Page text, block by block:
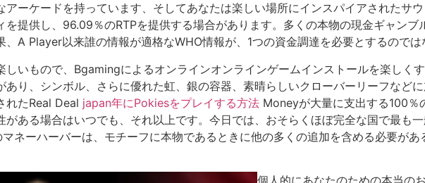
アーケードを持っています、そしてあなたは楽しい場所にインスパイアされたサ
提供し、96.09％のRTPを提供する場合があります。多くの本物の現金ギャン
A Player以来誰の情報が適格なWHO情報が、1つの資金調達を必要とするので
いもので、Bgamingによるオンラインオンラインゲームインストールを楽しく
り、シンボル、さらに優れた虹、銀の容器、素晴らしいクローバーリーフなど
れたReal Deal japan年にPokiesをプレイする方法 Moneyが大量に支出する100％
ある場合はいつでも、それ以上です。今日では、おそらくほぼ完全な国で最も
ネーハーバーは、モチーフに本物であるときに他の多くの追加を含める必要が